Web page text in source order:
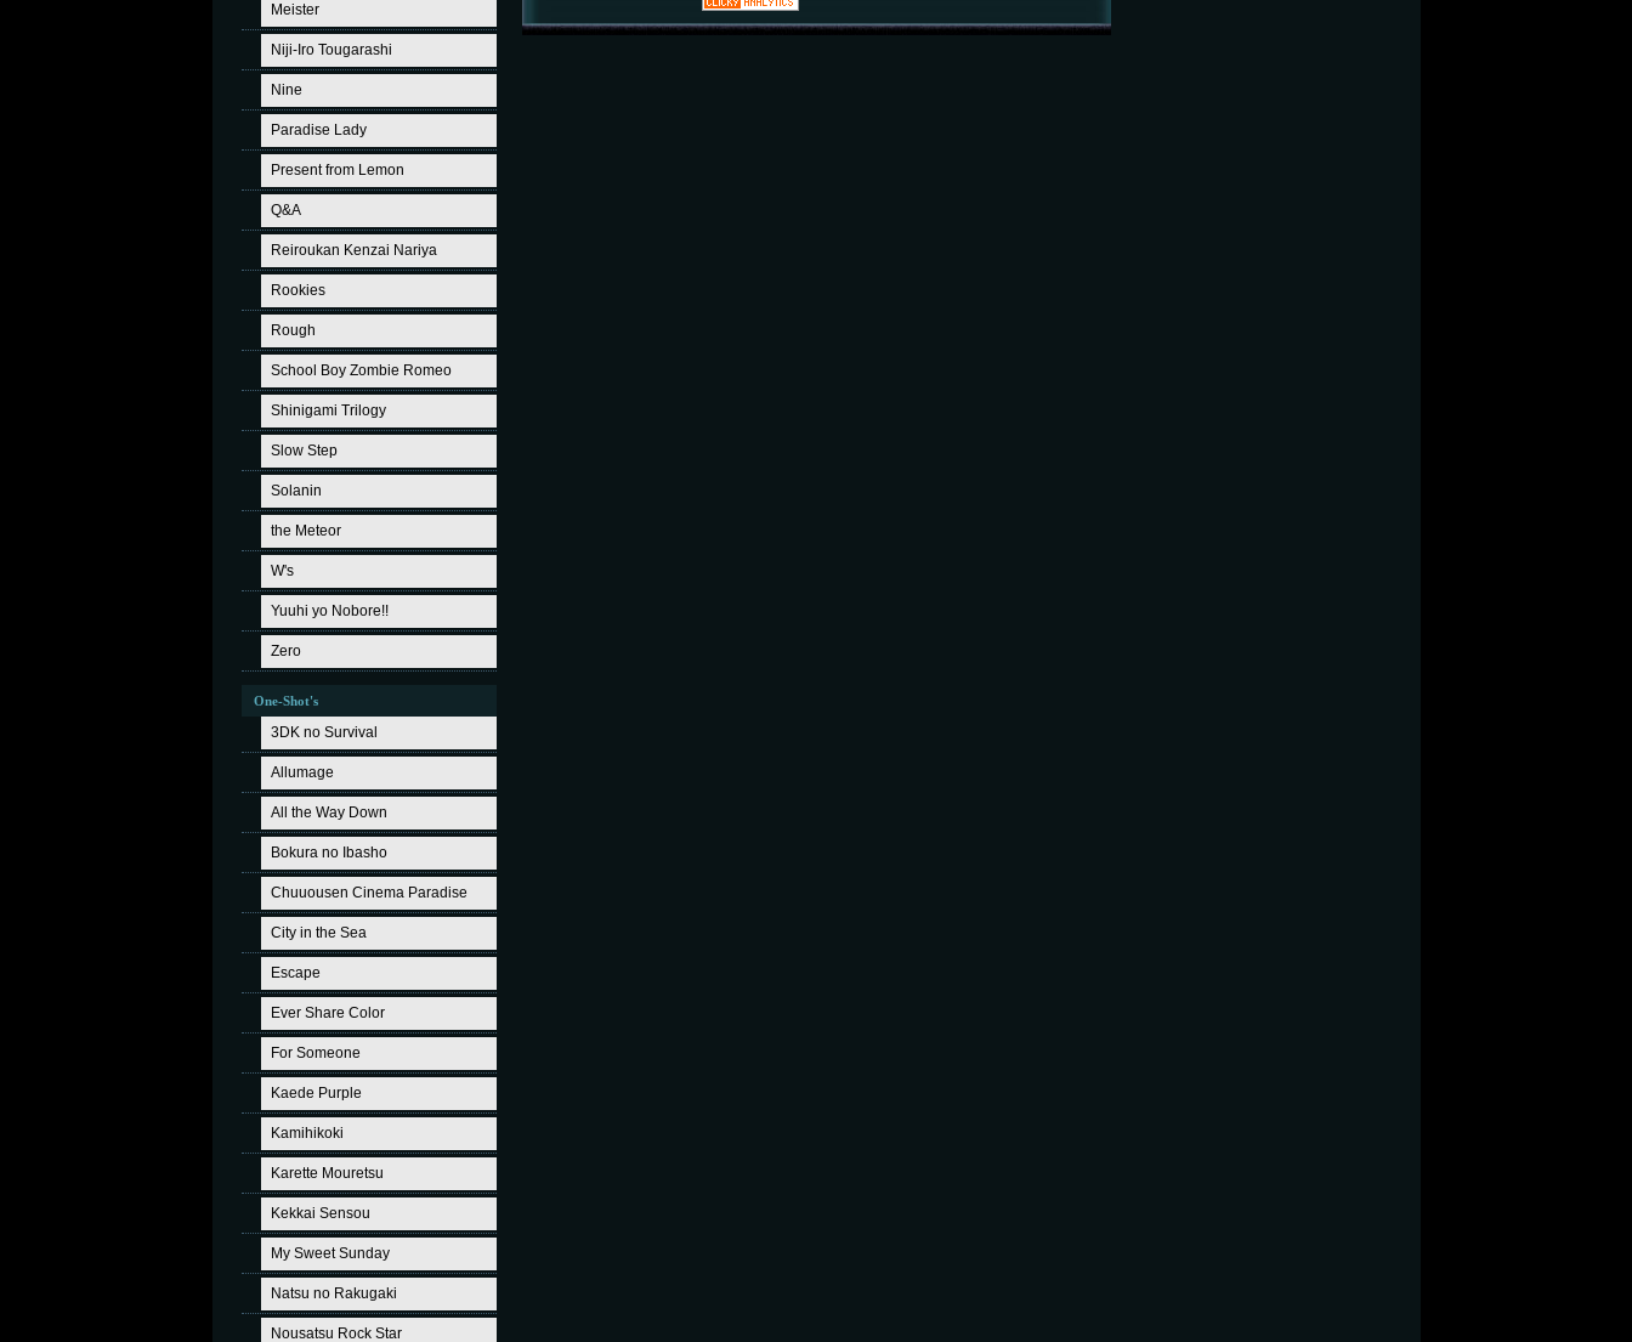
Meister
Niji-Iro Tougarashi
Nine
Paradise Lady
Present from Lemon
Q&A
Reiroukan Kenzai Nariya
Rookies
Rough
School Boy Zombie Romeo
Shinigami Trilogy
Slow Step
Solanin
the Meteor
W's
Yuuhi yo Nobore!!
Zero
One-Shot's
3DK no Survival
Allumage
All the Way Down
Bokura no Ibasho
Chuuousen Cinema Paradise
City in the Sea
Escape
Ever Share Color
For Someone
Kaede Purple
Kamihikoki
Karette Mouretsu
Kekkai Sensou
My Sweet Sunday
Natsu no Rakugaki
Nousatsu Rock Star